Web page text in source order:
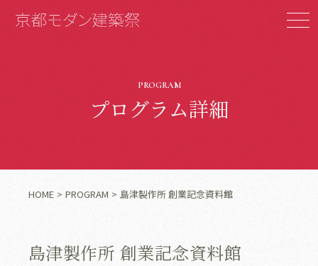
PROGRAM
プログラム詳細
HOME PROGRAM 島津製作所 創業記念資料館
島津製作所 創業記念資料館